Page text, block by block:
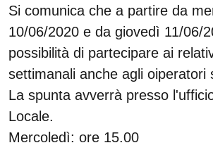
Si comunica che a partire da
10/06/2020 e da giovedì 11/06/
possibilità di partecipare ai
settimanali anche agli oiperatori
La spunta avverrà presso
Locale.
Mercoledì: ore 15.00